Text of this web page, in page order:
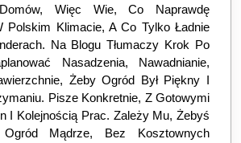
Więc Wie, Co Naprawdę
Polskim Klimacie, A Co Tylko Ładnie
Na Blogu Tłumaczy Krok Po
Nasadzenia, Nawadnianie,
Żeby Ogród Był Piękny I
Pisze Konkretnie, Z Gotowymi
I Kolejnością Prac. Zależy Mu, Żebyś
Ogród Mądrze, Bez Kosztownych